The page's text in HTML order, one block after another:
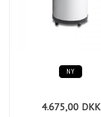
NY
4.675,00 DKK